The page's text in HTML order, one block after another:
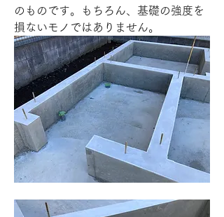
のものです。もちろん、基礎の強度を
損ないモノではありません。